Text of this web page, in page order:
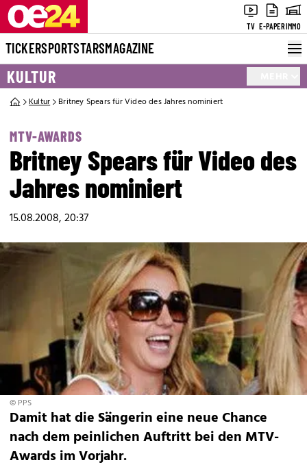
TV E-PAPERIMMO
TICKERSPORTSTARSMAGAZINE
KULTUR
Kultur Britney Spears für Video des Jahres nominiert
MTV-AWARDS
Britney Spears für Video des
Jahres nominiert
15.08.2008, 20:37
© PPS
Damit hat die Sängerin eine neue Chance
nach dem peinlichen Auftritt bei den MTV-
Awards im Vorjahr.